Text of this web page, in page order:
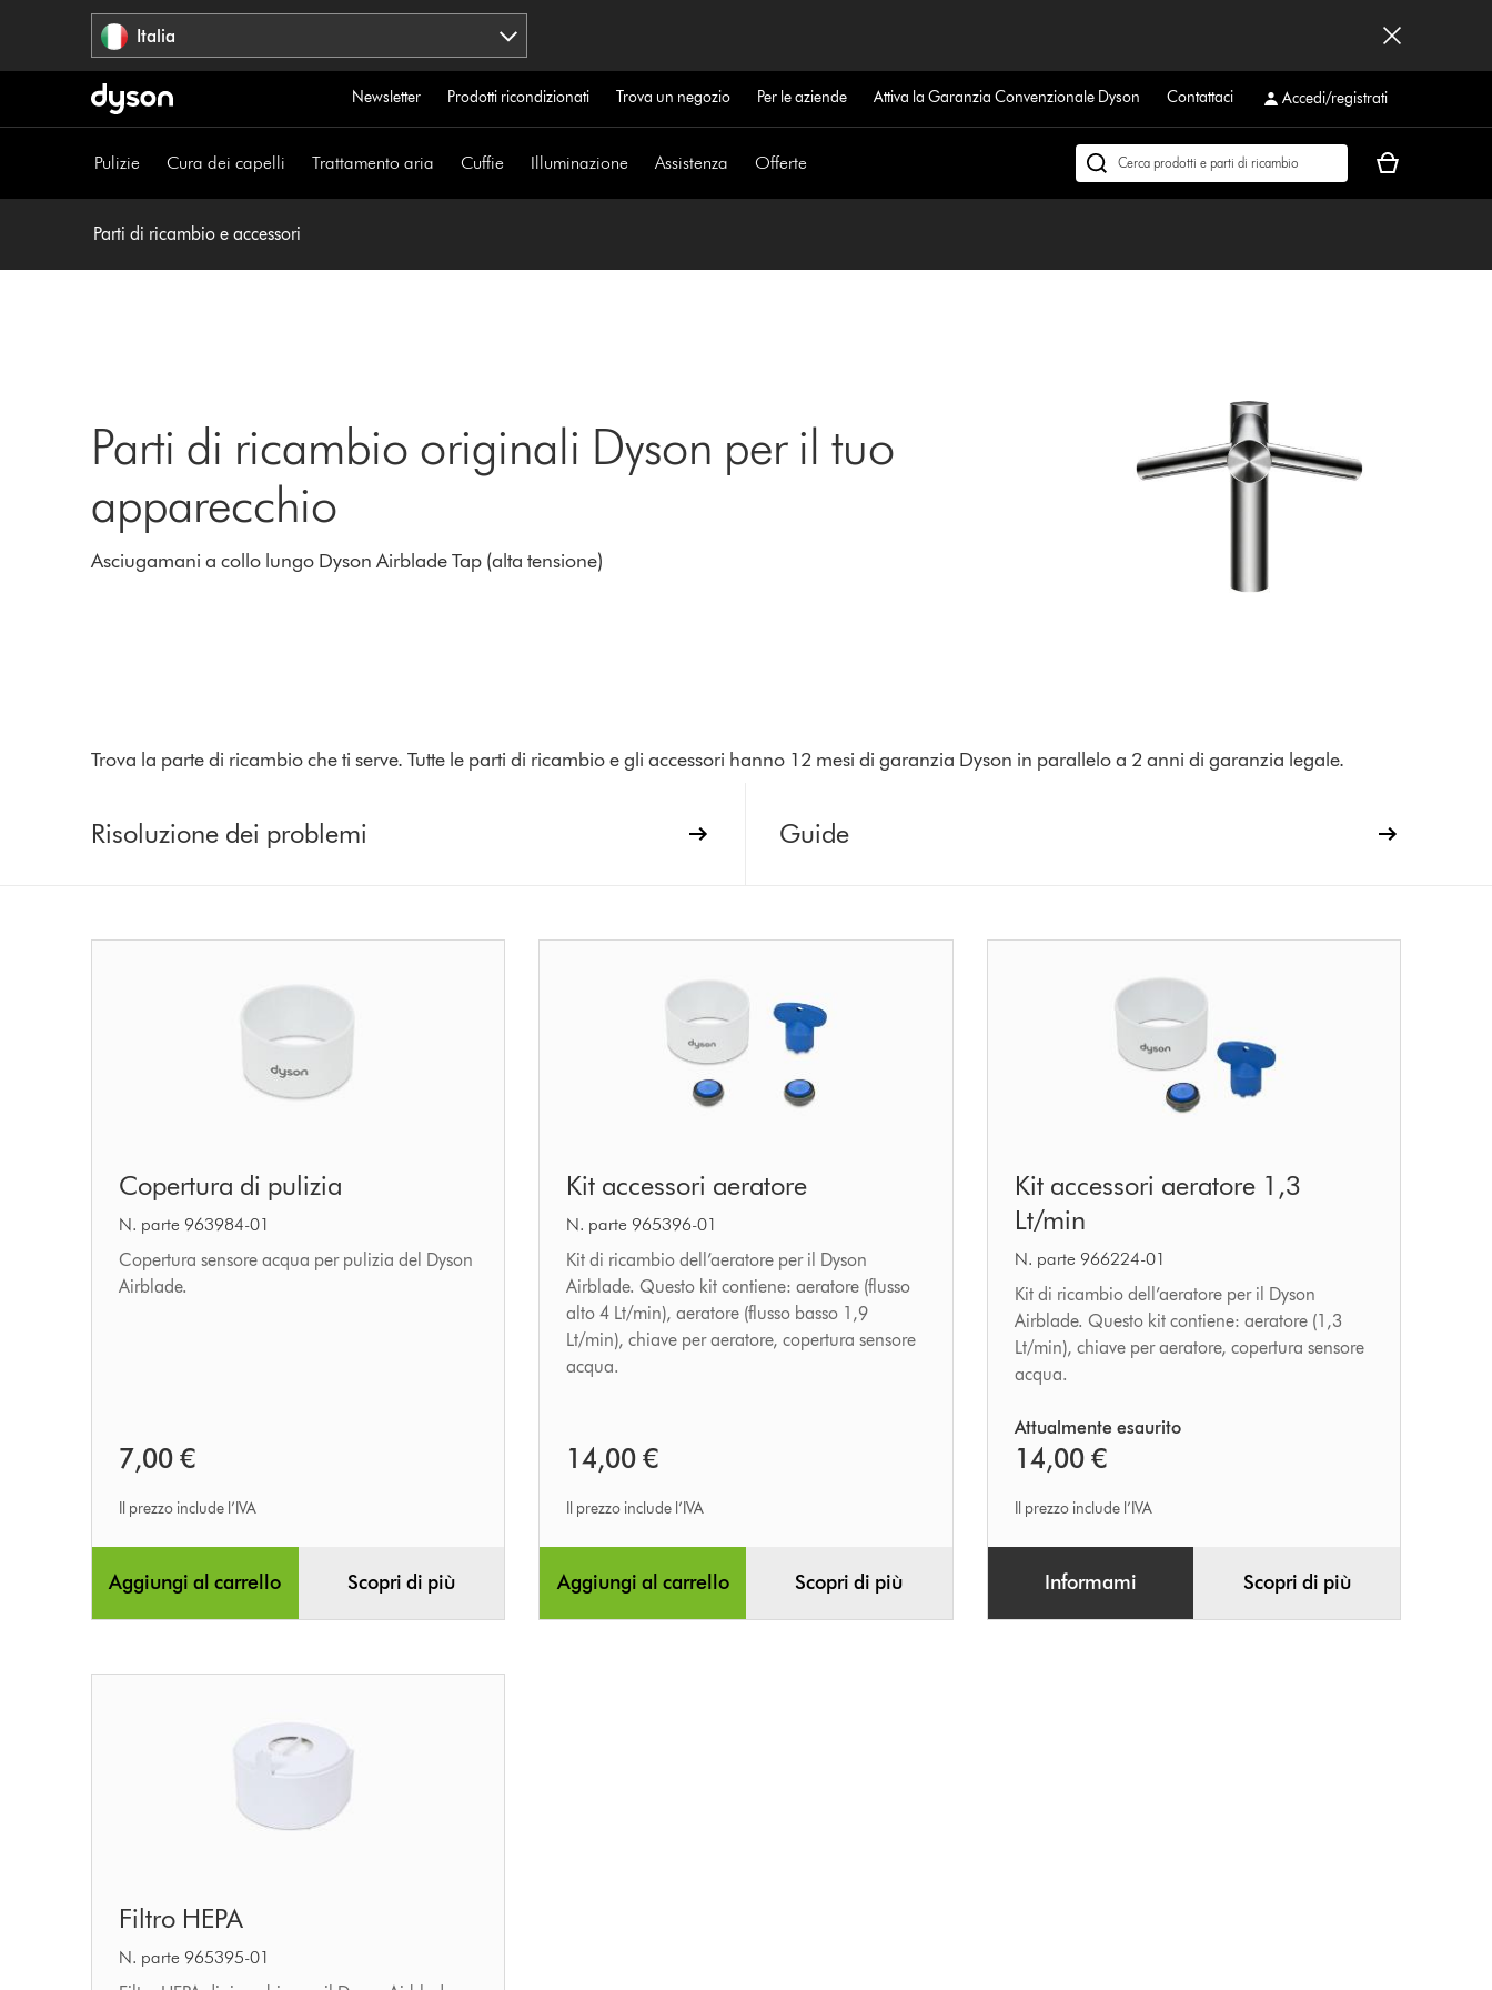
Italia
Newsletter Prodotti ricondizionati Trova un negozio Per le aziende Attiva la Garanzia Convenzionale Dyson Contattaci Accedi/registrati
Pulizie Cura dei capelli Trattamento aria Cuffie Illuminazione Assistenza Offerte
Cerca
Il
Parti di ricambio e accessori
Parti di ricambio originali Dyson per il tuo
apparecchio
Asciugamani a collo lungo Dyson Airblade Tap (alta tensione)
Trova la parte di ricambio che ti serve. Tutte le parti di ricambio e gli accessori hanno 12 mesi di garanzia Dyson in parallelo a 2 anni di garanzia legale.
Risoluzione dei problemi Guide
di
pulizia
Copertura di pulizia
N. parte 963984-01
Copertura sensore acqua per pulizia del Dyson
Airblade.
7,00 €
Il prezzo include l’IVA
Aggiungi al carrello Scopri di più
accessori
aeratore
Kit accessori aeratore
N. parte 965396-01
Kit di ricambio dell’aeratore per il Dyson
Airblade. Questo kit contiene: aeratore (flusso
alto 4 Lt/min), aeratore (flusso basso 1,9
Lt/min), chiave per aeratore, copertura sensore
acqua.
14,00 €
Il prezzo include l’IVA
Aggiungi al carrello Scopri di più
accessori
aeratore
1,3
Lt/min
Kit accessori aeratore 1,3
Lt/min
N. parte 966224-01
Kit di ricambio dell’aeratore per il Dyson
Airblade. Questo kit contiene: aeratore (1,3
Lt/min), chiave per aeratore, copertura sensore
acqua.
Attualmente esaurito
14,00 €
Il prezzo include l’IVA
Informami Scopri di più
HEPA
Filtro HEPA
N. parte 965395-01